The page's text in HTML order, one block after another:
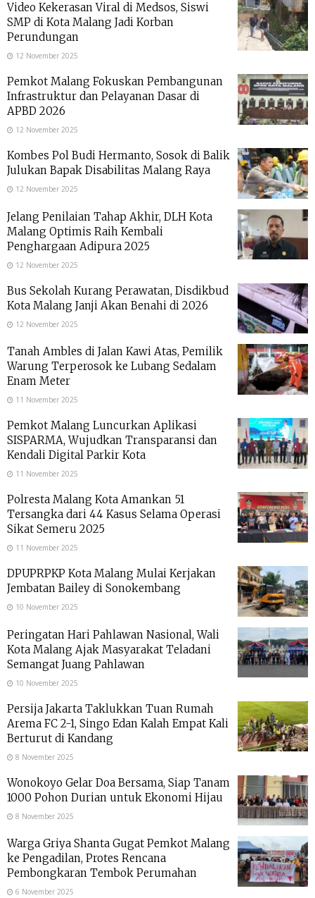
Video Kekerasan Viral di Medsos, Siswi
SMP di Kota Malang Jadi Korban
Perundungan
12 November 2025
Pemkot Malang Fokuskan Pembangunan
Infrastruktur dan Pelayanan Dasar di
APBD 2026
12 November 2025
Kombes Pol Budi Hermanto, Sosok di Balik
Julukan Bapak Disabilitas Malang Raya
12 November 2025
Jelang Penilaian Tahap Akhir, DLH Kota
Malang Optimis Raih Kembali
Penghargaan Adipura 2025
12 November 2025
Bus Sekolah Kurang Perawatan, Disdikbud
Kota Malang Janji Akan Benahi di 2026
12 November 2025
Tanah Ambles di Jalan Kawi Atas, Pemilik
Warung Terperosok ke Lubang Sedalam
Enam Meter
11 November 2025
Pemkot Malang Luncurkan Aplikasi
SISPARMA, Wujudkan Transparansi dan
Kendali Digital Parkir Kota
11 November 2025
Polresta Malang Kota Amankan 51
Tersangka dari 44 Kasus Selama Operasi
Sikat Semeru 2025
11 November 2025
DPUPRPKP Kota Malang Mulai Kerjakan
Jembatan Bailey di Sonokembang
10 November 2025
Peringatan Hari Pahlawan Nasional, Wali
Kota Malang Ajak Masyarakat Teladani
Semangat Juang Pahlawan
10 November 2025
Persija Jakarta Taklukkan Tuan Rumah
Arema FC 2-1, Singo Edan Kalah Empat Kali
Berturut di Kandang
8 November 2025
Wonokoyo Gelar Doa Bersama, Siap Tanam
1000 Pohon Durian untuk Ekonomi Hijau
8 November 2025
Warga Griya Shanta Gugat Pemkot Malang
ke Pengadilan, Protes Rencana
Pembongkaran Tembok Perumahan
6 November 2025